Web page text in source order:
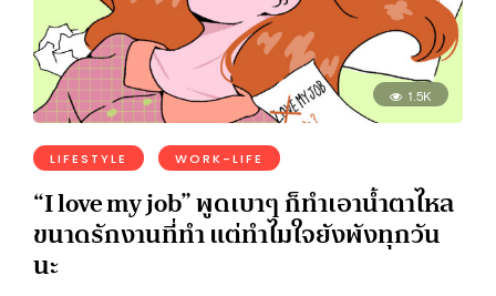
1.5K
LIFESTYLE WORK-LIFE
“I love my job” พูดเบาๆ ก็ทำเอาน้ำตาไหล
ขนาดรักงานที่ทำ แต่ทำไมใจยังพังทุกวัน
นะ